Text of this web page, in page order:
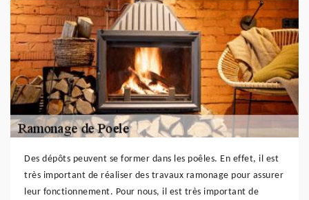
Des dépôts peuvent se former dans les poêles. En effet, il est
très important de réaliser des travaux ramonage pour assurer
leur fonctionnement. Pour nous, il est très important de